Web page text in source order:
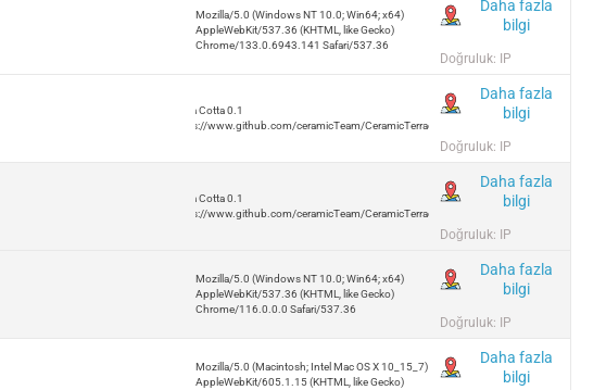
Mozilla/5.0 (Windows NT 10.0; Win64; x64)
AppleWebKit/537.36 (KHTML, like Gecko)
Chrome/133.0.6943.141 Safari/537.36
Daha fazla
bilgi
Doğruluk: IP
Terra Cotta 0.1
https://www.github.com/ceramicTeam/CeramicTerracotta
Daha fazla
bilgi
Doğruluk: IP
Terra Cotta 0.1
https://www.github.com/ceramicTeam/CeramicTerracotta
Daha fazla
bilgi
Doğruluk: IP
Mozilla/5.0 (Windows NT 10.0; Win64; x64)
AppleWebKit/537.36 (KHTML, like Gecko)
Chrome/116.0.0.0 Safari/537.36
Daha fazla
bilgi
Doğruluk: IP
Mozilla/5.0 (Macintosh; Intel Mac OS X 10_15_7)
AppleWebKit/605.1.15 (KHTML, like Gecko)
Daha fazla
bilgi